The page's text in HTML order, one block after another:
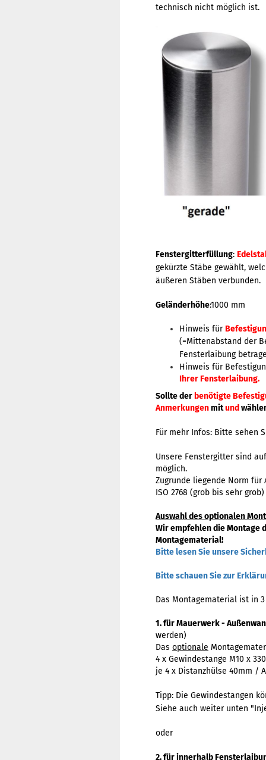
technisch nicht möglich ist.
Fenstergitterfüllung:
gekürzte Stäbe gewählt,
äußeren Stäben verbunden.
Geländerhöhe:1000 mm
Hinweis für
(=Mittenabstand der
Fensterlaibung
Hinweis für
Ihrer Fensterlaibung.
Sollte der benötigte
Anmerkungenmitund
Für mehr Infos: Bitte sehen
Unsere Fenstergitter sind
möglich.
Zugrunde liegende Norm für
ISO 2768 (grob bis sehr
Auswahl des optionalen
Wir empfehlen die Montage
Montagematerial!
Bitte lesen Sie unsere
Bitte schauen Sie zur
Das Montagematerial ist in
1. für Mauerwerk -
werden)
Das optionale
4 x Gewindestange M10 x
je 4 x Distanzhülse 40mm /
Tipp: Die Gewindestangen
Siehe auch weiter unten
oder
2. fürinnerhalb